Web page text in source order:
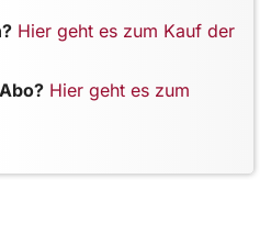
Hier geht es zum Kauf der
Hier geht es zum